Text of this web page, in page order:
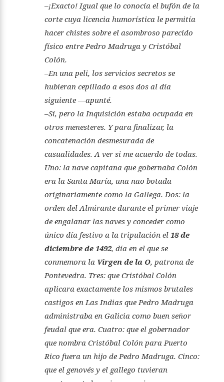
–¡Exacto! Igual que lo conocía el bufón de la
corte cuya licencia humorística le permitía
hacer chistes sobre el asombroso parecido
físico entre Pedro Madruga y Cristóbal
Colón.
–En una peli, los servicios secretos se
hubieran cepillado a esos dos al día
siguiente —apunté.
–Sí, pero la Inquisición estaba ocupada en
otros menesteres. Y para finalizar, la
concatenación desmesurada de
casualidades. A ver si me acuerdo de todas.
Uno: la nave capitana que gobernaba Colón
era la Santa María, una nao botada
originariamente como la Gallega. Dos: la
orden del Almirante durante el primer viaje
de engalanar las naves y conceder como
único día festivo a la tripulación el 18 de
diciembre de 1492, día en el que se
conmemora la Virgen de la O, patrona de
Pontevedra. Tres: que Cristóbal Colón
aplicara exactamente los mismos brutales
castigos en Las Indias que Pedro Madruga
administraba en Galicia como buen señor
feudal que era. Cuatro: que el gobernador
que nombra Cristóbal Colón para Puerto
Rico fuera un hijo de Pedro Madruga. Cinco:
que el genovés y el gallego tuvieran